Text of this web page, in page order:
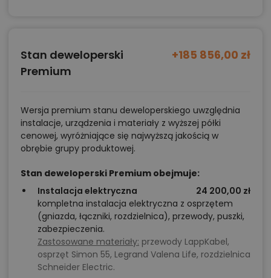
Stan deweloperski
Premium
+185 856,00 zł
Wersja premium stanu deweloperskiego uwzględnia
instalacje, urządzenia i materiały z wyższej półki
cenowej, wyróżniające się najwyższą jakością w
obrębie grupy produktowej.
Stan deweloperski Premium obejmuje:
Instalacja elektryczna
24 200,00 zł
kompletna instalacja elektryczna z osprzętem
(gniazda, łączniki, rozdzielnica), przewody, puszki,
zabezpieczenia.
Zastosowane materiały: przewody LappKabel,
osprzęt Simon 55, Legrand Valena Life, rozdzielnica
Schneider Electric.